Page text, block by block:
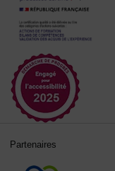
Partenaires